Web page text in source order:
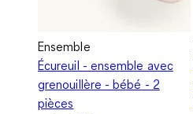
Ensemble
Écureuil - ensemble avec
grenouillère - bébé - 2
pièces